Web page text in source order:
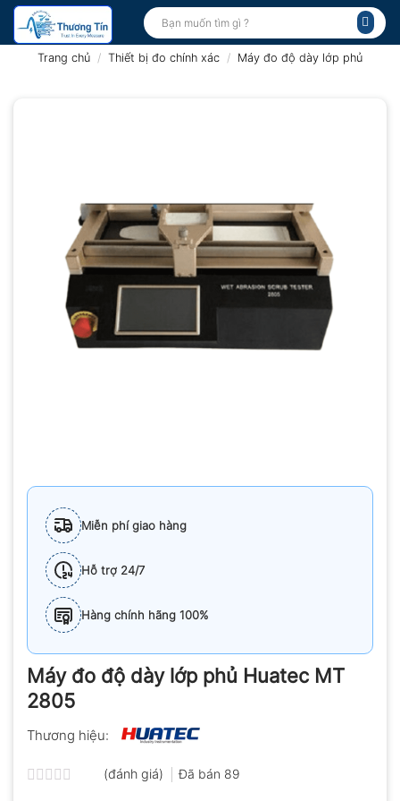
Bỏ
qua
Tìm
kiếm:
Trang chủ / Thiết bị đo chính xác / Máy đo độ dày lớp phủ
Miễn phí giao hàng
Hỗ trợ 24/7
Hàng chính hãng 100%
Máy đo độ dày lớp phủ Huatec MT
2805
Thương hiệu:
(đánh giá) Đã bán 89